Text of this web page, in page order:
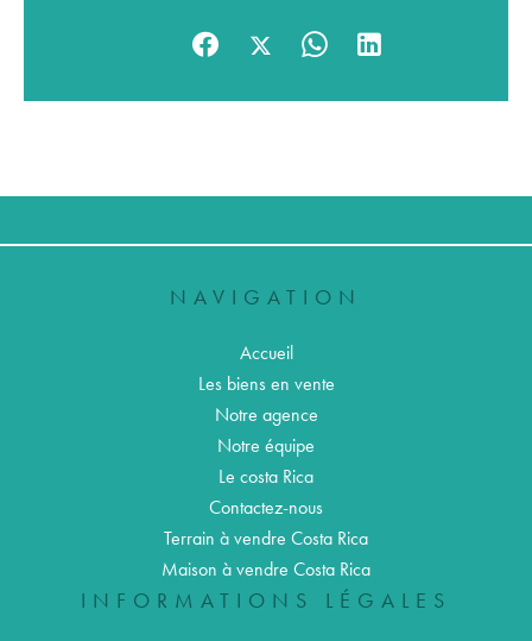
NAVIGATION
Accueil
Les biens en vente
Notre agence
Notre équipe
Le costa Rica
Contactez-nous
Terrain à vendre Costa Rica
Maison à vendre Costa Rica
INFORMATIONS LÉGALES